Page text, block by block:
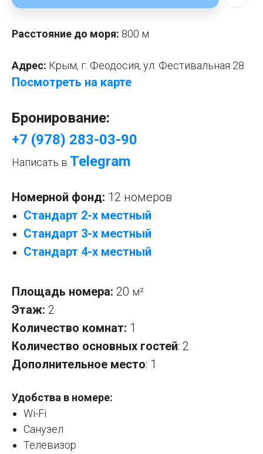
Расстояние до моря: 800 м
Адрес: Крым, г. Феодосия, ул. Фестивальная 28
Посмотреть на карте
Бронирование:
+7 (978) 283-03-90
Написать в Telegram
Номерной фонд: 12 номеров
Стандарт 2-х местный
Стандарт 3-х местный
Стандарт 4-х местный
Площадь номера: 20 м²
Этаж: 2
Количество комнат: 1
Количество основных гостей: 2
Дополнительное место: 1
Удобства в номере:
Wi-Fi
Санузел
Телевизор